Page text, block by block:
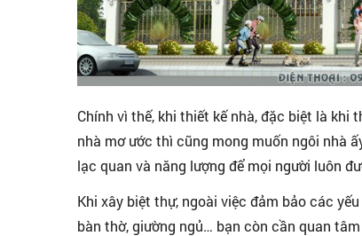
Chính vì thế, khi thiết kế nhà, đặc biệt là khi
nhà mơ ước thì cũng mong muốn ngôi nhà
lạc quan và năng lượng để mọi người luôn
Khi xây biệt thự, ngoài việc đảm bảo các
bàn thờ, giường ngủ… bạn còn cần quan